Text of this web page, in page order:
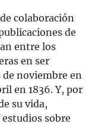
colaboración
de
entre los
en ser
de noviembre en
en 1836. Y, por
su vida,
sobre